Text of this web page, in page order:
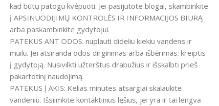
kad būtų patogu kvėpuoti. Jei pasijutote blogai, skambinkite
į APSINUODIJIMŲ KONTROLĖS IR INFORMACIJOS BIURĄ
arba paskambinkite gydytojui.
PATEKUS ANT ODOS: nuplauti dideliu kiekiu vandens ir
muilu. Jei atsiranda odos dirginimas arba išbėrimas: kreiptis
į gydytoją. Nusivilkti užterštus drabužius ir išskalbti prieš
pakartotinį naudojimą.
PATEKUS Į AKIS: Kelias minutes atsargiai skalaukite
vandeniu. Išsiimkite kontaktinius lęšius, jei yra ir tai lengva